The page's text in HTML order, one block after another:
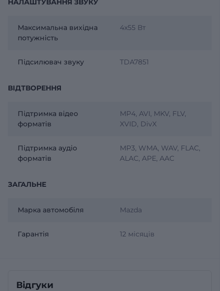
Максимальна вихідна
потужність
4х55 Вт
Підсилювач звуку TDA7851
ВІДТВОРЕННЯ
Підтримка відео
форматів
MP4, AVI, MKV, FLV,
XVID, DivX
Підтримка аудіо
форматів
MP3, WMA, WAV, FLAC,
ALAC, APE, AAC
ЗАГАЛЬНЕ
Марка автомобіля Mazda
Гарантія 12 місяців
Відгуки